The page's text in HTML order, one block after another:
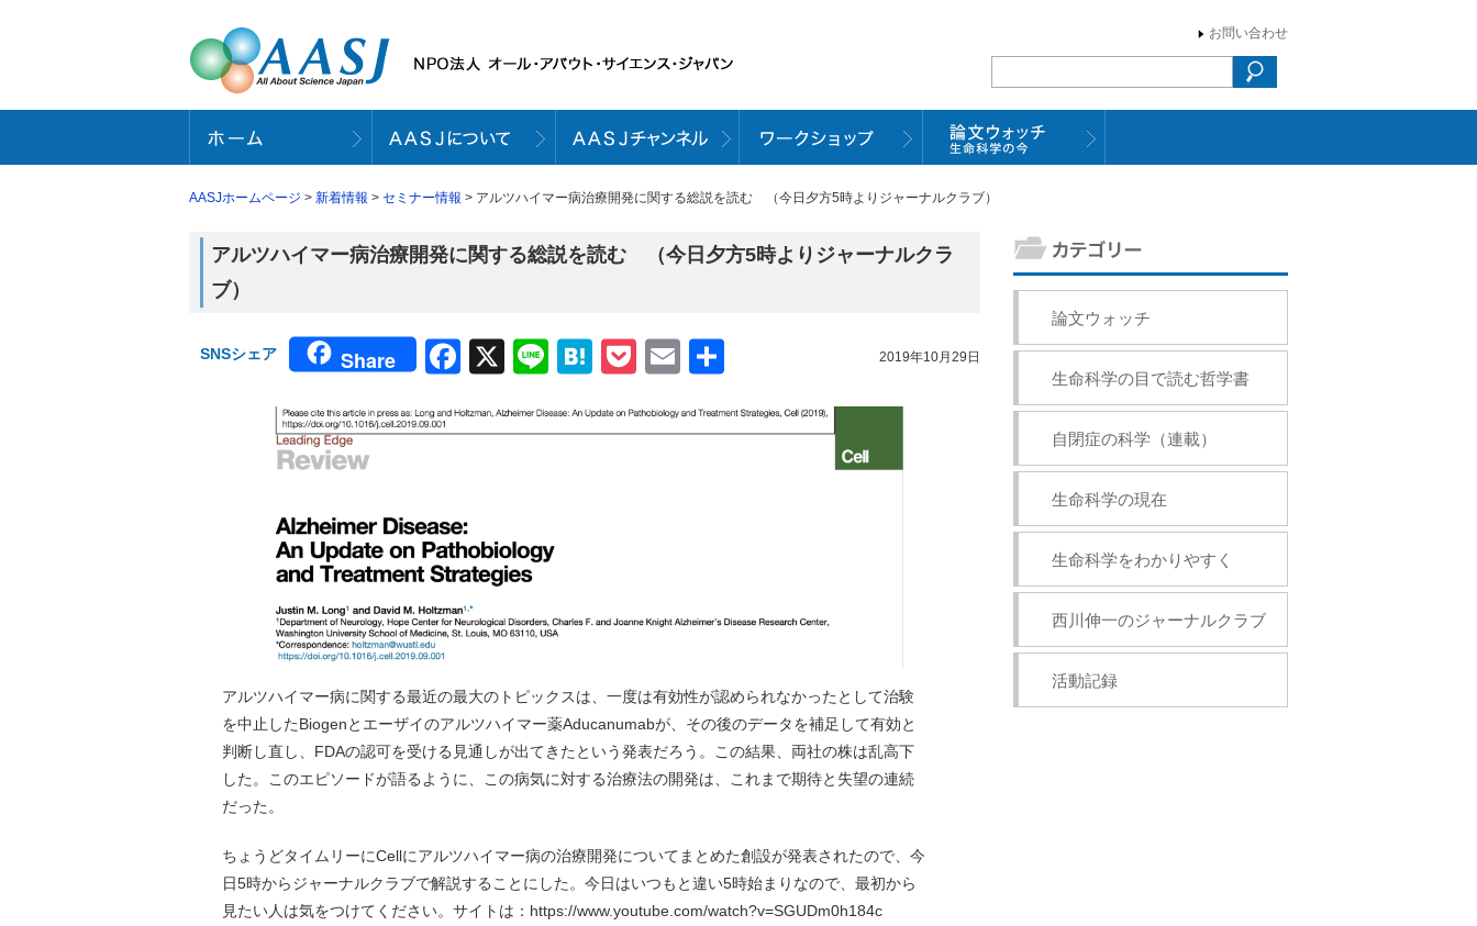
お問い合わせ
AASJホームページ > 新着情報 > セミナー情報 > アルツハイマー病治療開発に関する総説を読む （今日夕方5時よりジャーナルクラブ）
アルツハイマー病治療開発に関する総説を読む （今日夕方5時よりジャーナルクラ
ブ）
2019年10月29日
SNSシェア Share Facebook
X LineHatena
Pocket
Email
アルツハイマー病に関する最近の最大のトピックスは、一度は有効性が認められなかったとして治験
を中止したBiogenとエーザイのアルツハイマー薬Aducanumabが、その後のデータを補足して有効と
判断し直し、FDAの認可を受ける見通しが出てきたという発表だろう。この結果、両社の株は乱高下
した。このエピソードが語るように、この病気に対する治療法の開発は、これまで期待と失望の連続
だった。
ちょうどタイムリーにCellにアルツハイマー病の治療開発についてまとめた創設が発表されたので、今
日5時からジャーナルクラブで解説することにした。今日はいつもと違い5時始まりなので、最初から
見たい人は気をつけてください。サイトは：https://www.youtube.com/watch?v=SGUDm0h184c
論文ウォッチ
生命科学の目で読む哲学書
自閉症の科学（連載）
生命科学の現在
生命科学をわかりやすく
西川伸一のジャーナルクラブ
活動記録